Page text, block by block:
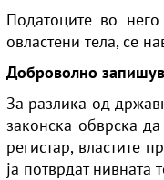
Податоците во
овластени тела, се
Доброволно
За разлика од
законска обврска
регистар, властите
ја потврдат нивната